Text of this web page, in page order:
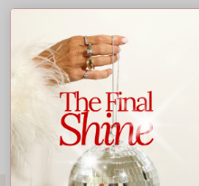
Évaluations
/ 5
Vous pourriez aussi aimer...